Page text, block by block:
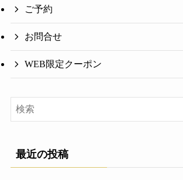
ご予約
お問合せ
WEB限定クーポン
最近の投稿